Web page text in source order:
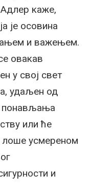
каже,
је осовина
и важењем.
овакав
у свој свет
удаљен од
понављања
или ће
лоше усмереном
и